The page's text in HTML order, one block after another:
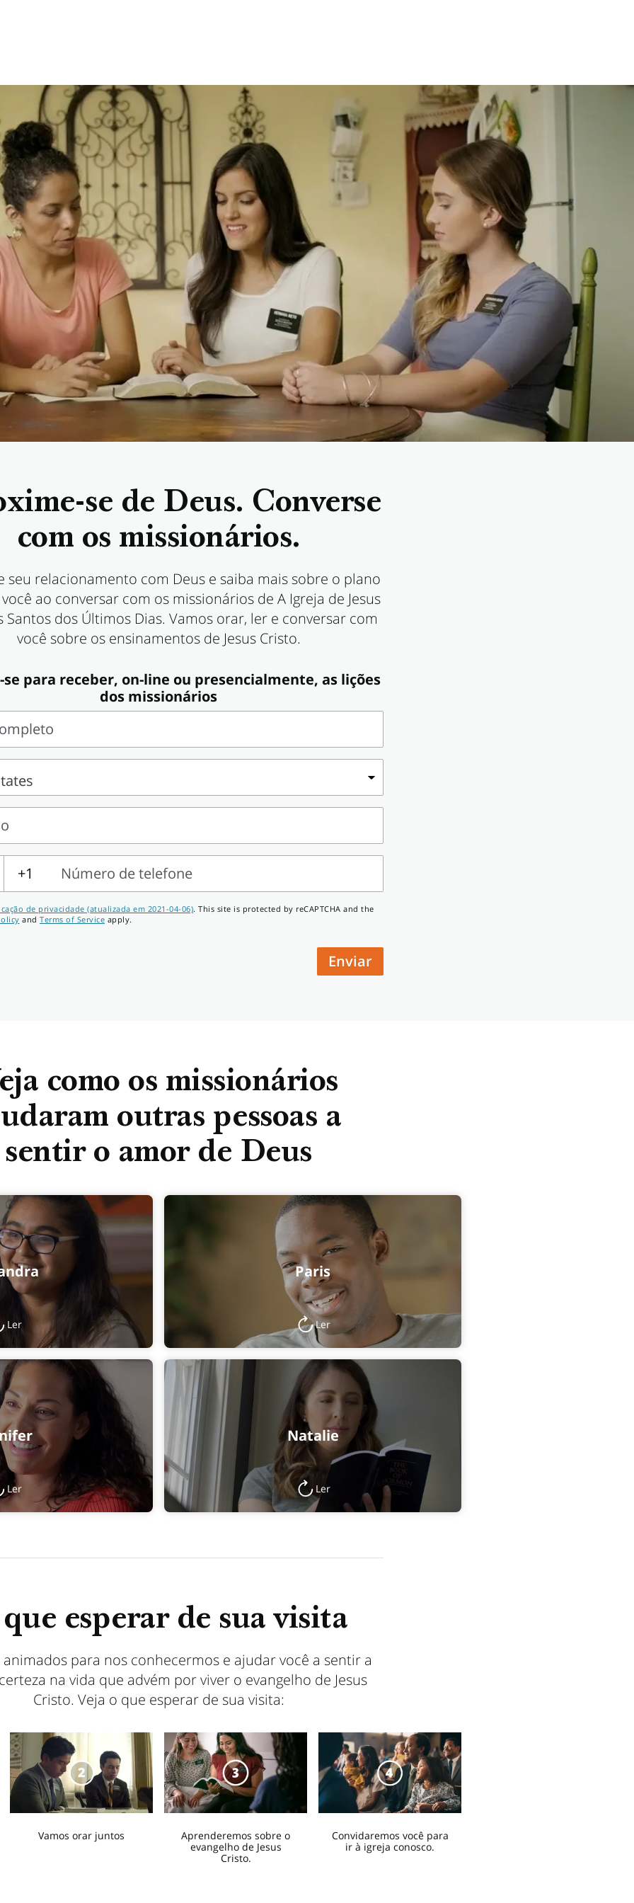
se de Deus. Converse
com os missionários.
seu relacionamento com Deus e saiba mais sobre o plano
ao conversar com os missionários de A Igreja de Jesus
Santos dos Últimos Dias. Vamos orar, ler e conversar com
você sobre os ensinamentos de Jesus Cristo.
se para receber, on-line ou presencialmente, as lições
dos missionários
+1 Número de telefone
de privacidade (atualizada em 2021-04-06). This site is protected by reCAPTCHA and the
and Terms of Service apply.
Enviar
como os missionários
outras pessoas a
sentir o amor de Deus
Ler
Paris
Ler
Ler
Natalie
Ler
esperar de sua visita
animados para nos conhecermos e ajudar você a sentir a
na vida que advém por viver o evangelho de Jesus
Cristo. Veja o que esperar de sua visita:
Vamos orar juntos
Aprenderemos sobre o
evangelho de Jesus
Cristo.
Convidaremos você para
ir à igreja conosco.